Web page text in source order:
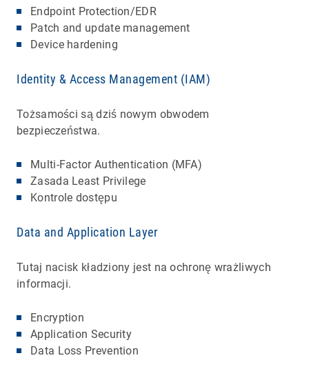
Endpoint Protection/EDR
Patch and update management
Device hardening
Identity & Access Management (IAM)
Tożsamości są dziś nowym obwodem
bezpieczeństwa.
Multi-Factor Authentication (MFA)
Zasada Least Privilege
Kontrole dostępu
Data and Application Layer
Tutaj nacisk kładziony jest na ochronę wrażliwych
informacji.
Encryption
Application Security
Data Loss Prevention